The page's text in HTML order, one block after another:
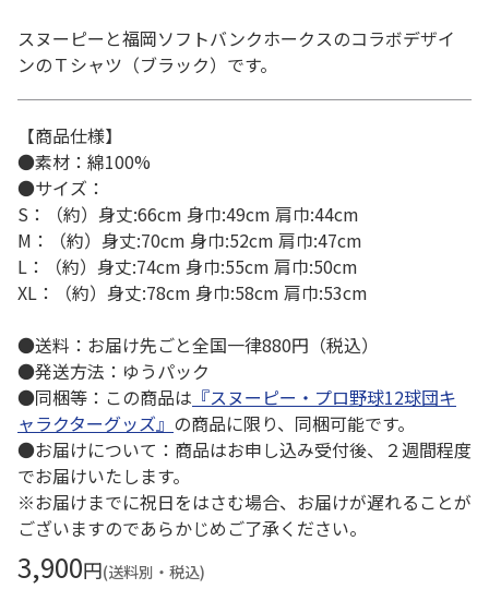
スヌーピーと福岡ソフトバンクホークスのコラボデザイ
ンのＴシャツ（ブラック）です。
【商品仕様】
●素材：綿100%
●サイズ：
S：（約）身丈:66cm 身巾:49cm 肩巾:44cm
M：（約）身丈:70cm 身巾:52cm 肩巾:47cm
L：（約）身丈:74cm 身巾:55cm 肩巾:50cm
XL：（約）身丈:78cm 身巾:58cm 肩巾:53cm
●送料：お届け先ごと全国一律880円（税込）
●発送方法：ゆうパック
●同梱等：この商品は 『スヌーピー・プロ野球12球団キ
ャラクターグッズ』 の商品に限り、同梱可能です。
●お届けについて：商品はお申し込み受付後、２週間程度
でお届けいたします。
※お届けまでに祝日をはさむ場合、お届けが遅れることが
ございますのであらかじめご了承ください。
3,900円(送料別・税込)